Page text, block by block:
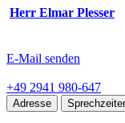
Herr Elmar Plesser
E-Mail senden
+49 2941 980-647
Adresse